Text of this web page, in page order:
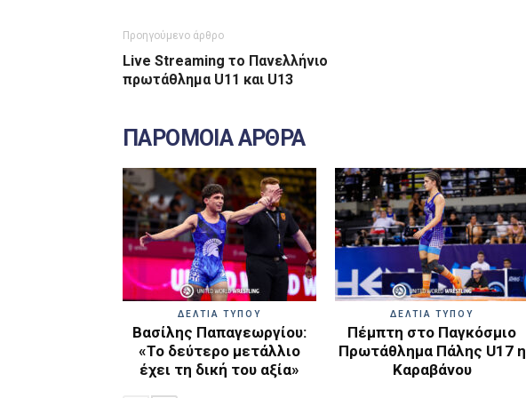
Προηγούμενο άρθρο
Live Streaming το Πανελλήνιο
πρωτάθλημα U11 και U13
ΠΑΡΟΜΟΙΑ ΑΡΘΡΑ
ΔΕΛΤΙΑ ΤΥΠΟΥ
Βασίλης Παπαγεωργίου:
«Το δεύτερο μετάλλιο
έχει τη δική του αξία»
ΔΕΛΤΙΑ ΤΥΠΟΥ
Πέμπτη στο Παγκόσμιο
Πρωτάθλημα Πάλης U17 η
Καραβάνου